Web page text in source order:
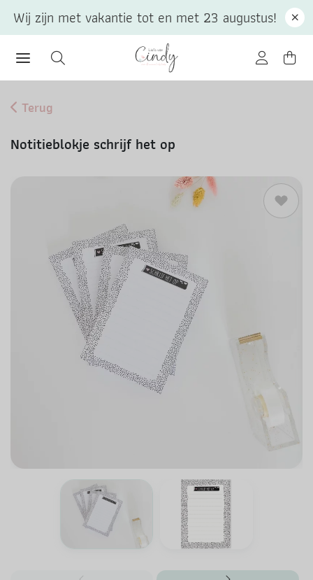
Terug
Notitieblokje schrijf het op
Wij zijn met vakantie tot en met 23 augustus!